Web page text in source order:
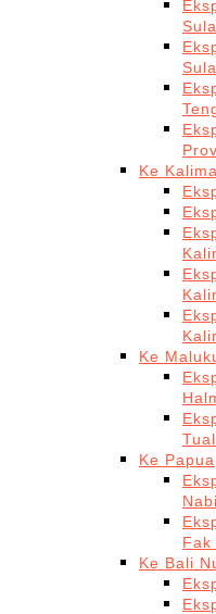
Ke
Ke
Ke Papua
Fak
Ke Bali